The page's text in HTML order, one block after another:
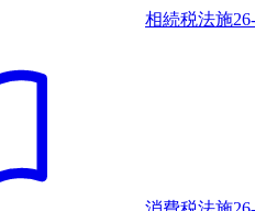
相続税法施